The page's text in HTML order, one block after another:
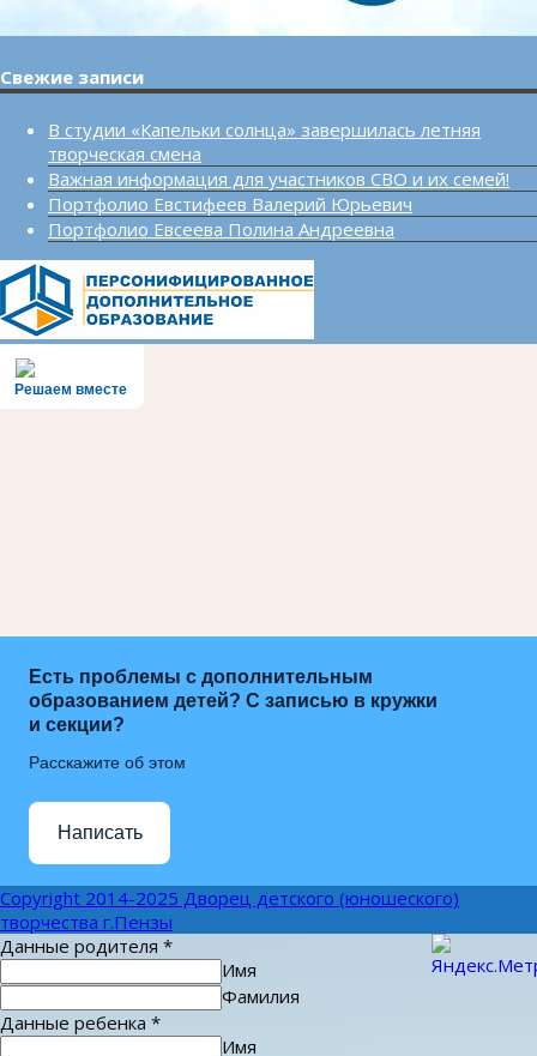
Свежие записи
В студии «Капельки солнца» завершилась летняя
творческая смена
Важная информация для участников СВО и их семей!
Портфолио Евстифеев Валерий Юрьевич
Портфолио Евсеева Полина Андреевна
Решаем вместе
Есть проблемы с дополнительным
образованием детей? С записью в кружки
и секции?
Расскажите об этом
Написать
Copyright 2014-2025 Дворец детского (юношеского)
творчества г.Пензы
Данные родителя *
Имя
Фамилия
Данные ребенка *
Имя